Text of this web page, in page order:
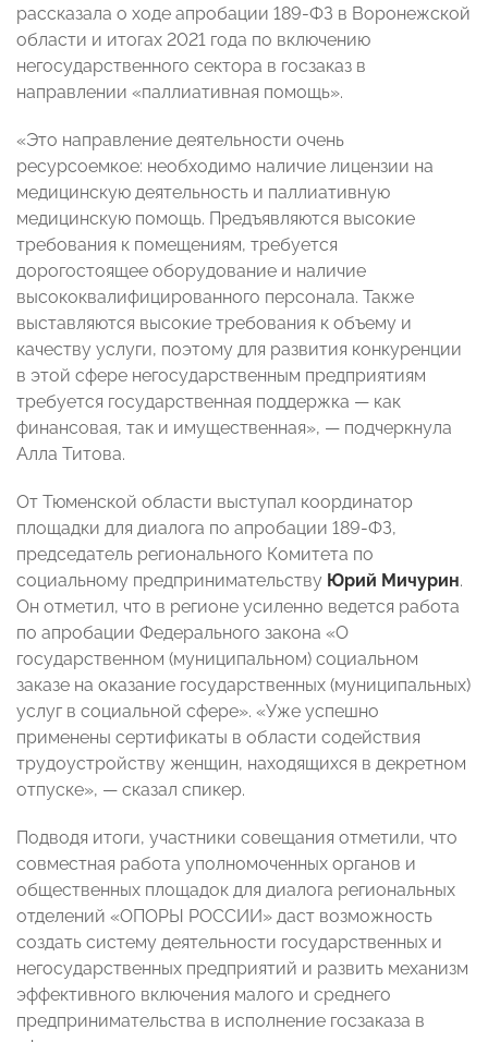
рассказала о ходе апробации 189-ФЗ в Воронежской
области и итогах 2021 года по включению
негосударственного сектора в госзаказ в
направлении «паллиативная помощь».
«Это направление деятельности очень
ресурсоемкое: необходимо наличие лицензии на
медицинскую деятельность и паллиативную
медицинскую помощь. Предъявляются высокие
требования к помещениям, требуется
дорогостоящее оборудование и наличие
высококвалифицированного персонала. Также
выставляются высокие требования к объему и
качеству услуги, поэтому для развития конкуренции
в этой сфере негосударственным предприятиям
требуется государственная поддержка — как
финансовая, так и имущественная», — подчеркнула
Алла Титова.
От Тюменской области выступал координатор
площадки для диалога по апробации 189-ФЗ,
председатель регионального Комитета по
социальному предпринимательству Юрий Мичурин.
Он отметил, что в регионе усиленно ведется работа
по апробации Федерального закона «О
государственном (муниципальном) социальном
заказе на оказание государственных (муниципальных)
услуг в социальной сфере». «Уже успешно
применены сертификаты в области содействия
трудоустройству женщин, находящихся в декретном
отпуске», — сказал спикер.
Подводя итоги, участники совещания отметили, что
совместная работа уполномоченных органов и
общественных площадок для диалога региональных
отделений «ОПОРЫ РОССИИ» даст возможность
создать систему деятельности государственных и
негосударственных предприятий и развить механизм
эффективного включения малого и среднего
предпринимательства в исполнение госзаказа в